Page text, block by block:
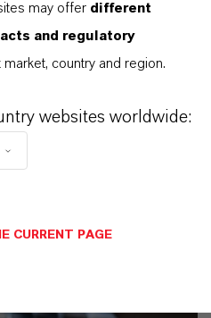
der richtige
ist
may offer different
and regulatory
country and region.
websites worldwide:
CURRENT PAGE